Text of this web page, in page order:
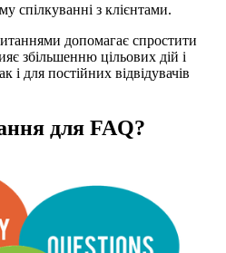
спілкуванні з клієнтами.
допомагає спростити
збільшенню цільових дій і
і для постійних відвідувачів
для FAQ?